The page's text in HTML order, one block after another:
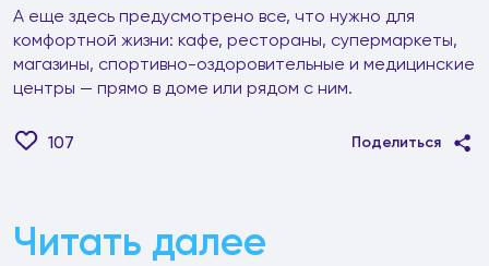
А еще здесь предусмотрено все, что нужно для
комфортной жизни: кафе, рестораны, супермаркеты,
магазины, спортивно-оздоровительные и медицинские
центры — прямо в доме или рядом с ним.
107 Поделиться
Читать далее